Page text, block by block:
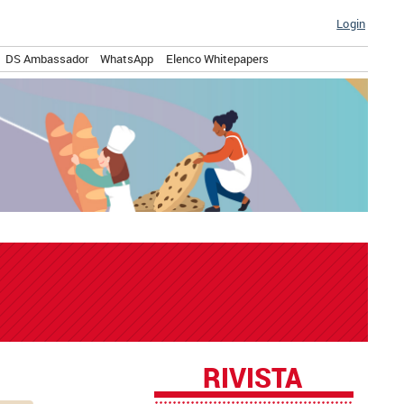
Login
DS Ambassador WhatsApp Elenco Whitepapers
RIVISTA